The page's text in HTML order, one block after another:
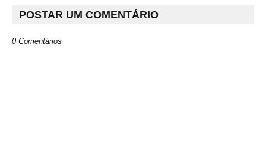
POSTAR UM COMENTÁRIO
0 Comentários